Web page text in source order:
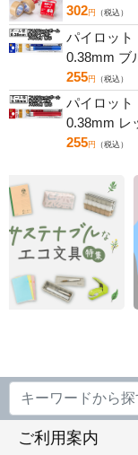
302円 （税込）
パイロット
0.38mm ブ
255円 （税込）
パイロット
0.38mm レ
255円 （税込）
ご利用案内